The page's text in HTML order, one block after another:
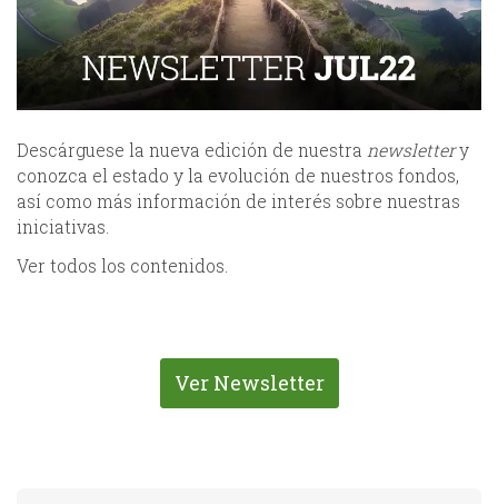
Descárguese la nueva edición de nuestra newslettery
conozca el estado y la evolución de nuestros fondos,
así como más información de interés sobre nuestras
iniciativas.
Ver todos los contenidos.
Ver Newsletter